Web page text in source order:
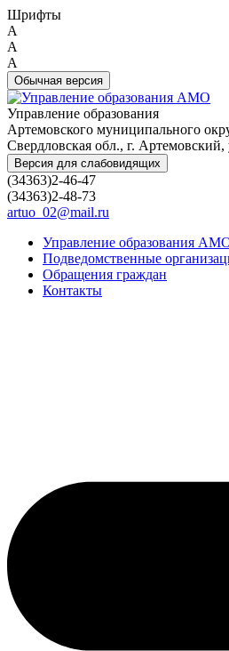
Шрифты
A
A
A
Обычная версия
Управление образования
Артемовского муниципального
Свердловская обл., г.
Версия для слабовидящих
(34363)2-46-47
(34363)2-48-73
artuo_02@mail.ru
Управление образования
Подведомственные
Обращения граждан
Контакты